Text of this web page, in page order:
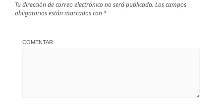
Tu dirección de correo electrónico no será publicada. Los campos
obligatorios están marcados con *
COMENTAR